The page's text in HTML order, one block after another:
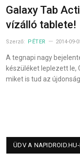
Galaxy Tab
vízálló tablete!
Szerző: PÉTER 2014-09-
A tegnapi nagy
készüléket leplezett le,
miket is tud az
ÜDV A